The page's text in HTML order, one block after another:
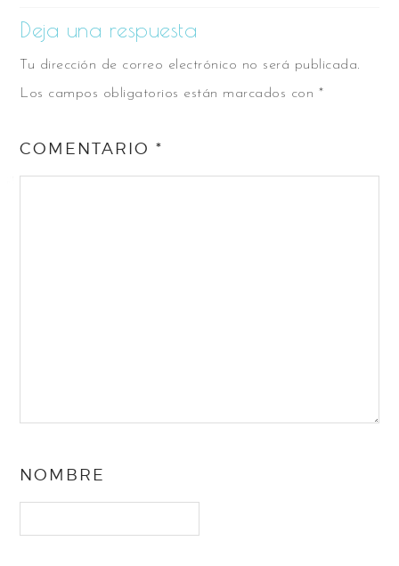
Deja una respuesta
Tu dirección de correo electrónico no será publicada.
Los campos obligatorios están marcados con *
COMENTARIO*
NOMBRE